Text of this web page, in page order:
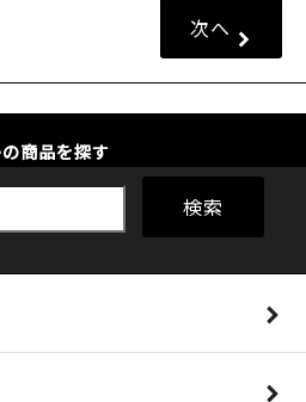
次へ
商品を探す
検索